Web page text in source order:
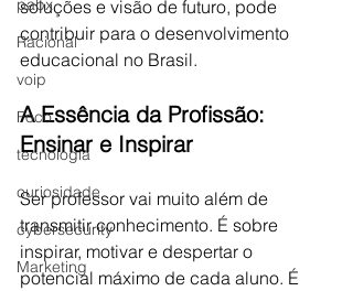
pabx
Racional
voip
Foco
tecnologia
curiosidade
cybersecurity
Marketing
soluções e visão de futuro, pode
contribuir para o desenvolvimento
educacional no Brasil.
A Essência da Profissão:
Ensinar e Inspirar
Ser professor vai muito além de
transmitir conhecimento. É sobre
inspirar, motivar e despertar o
potencial máximo de cada aluno. É